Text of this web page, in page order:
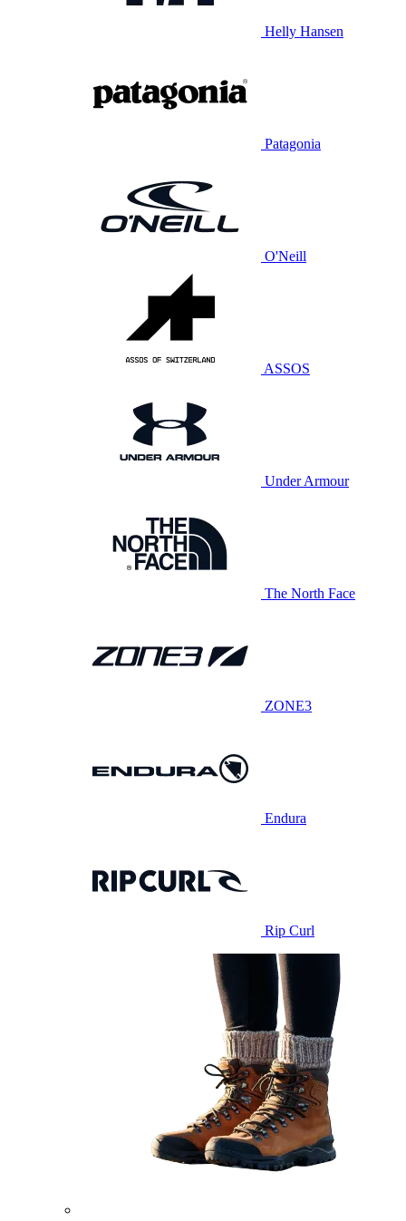
Helly Hansen
Patagonia
O'Neill
ASSOS
Under Armour
The North Face
ZONE3
Endura
Rip Curl